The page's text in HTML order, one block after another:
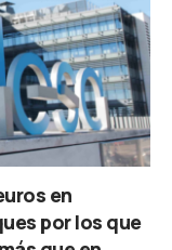
en
por los que